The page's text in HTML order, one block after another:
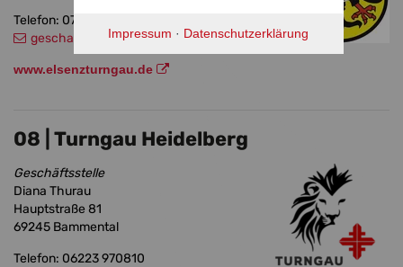
Impressum · Datenschutzerklärung
Telefon: 07264 8901244
geschaeftsstelle@elsenzturngau.de
www.elsenzturngau.de
08 | Turngau Heidelberg
Geschäftsstelle
Diana Thurau
Hauptstraße 81
69245 Bammental
Telefon: 06223 970810